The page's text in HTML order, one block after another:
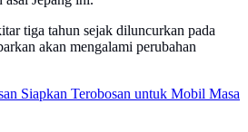
tiga tahun sejak diluncurkan pada
akan mengalami perubahan
Siapkan Terobosan untuk Mobil Masa